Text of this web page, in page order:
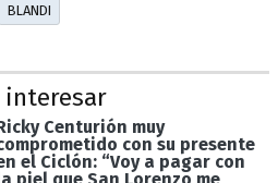
BLANDI
interesar
Centurión muy
con su presente
el Ciclón: “Voy a pagar con